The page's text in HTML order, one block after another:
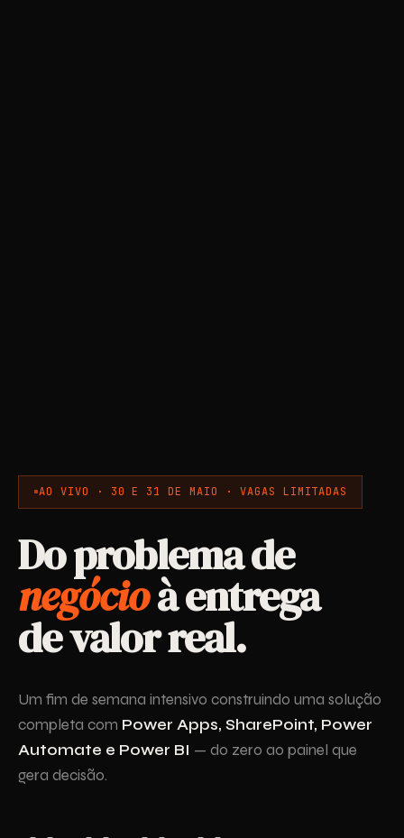
AO VIVO · 30 E 31 DE MAIO · VAGAS LIMITADAS
Do problema de
negócioà entrega
de valor real.
Um fim de semana intensivo construindo uma solução
completa com Power Apps, SharePoint, Power
Automate e Power BI — do zero ao painel que
gera decisão.